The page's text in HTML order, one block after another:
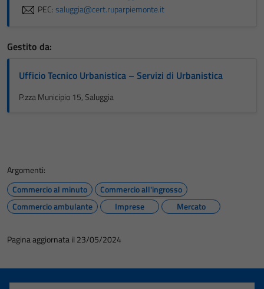
PEC:saluggia@cert.ruparpiemonte.it
Gestito da:
Ufficio Tecnico Urbanistica – Servizi di Urbanistica
P.zza Municipio 15, Saluggia
Argomenti:
Commercio al minuto
Commercio all'ingrosso
Commercio ambulante
Imprese Mercato
Pagina aggiornata il 23/05/2024